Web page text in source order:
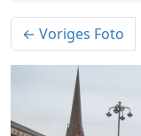
← Voriges Foto